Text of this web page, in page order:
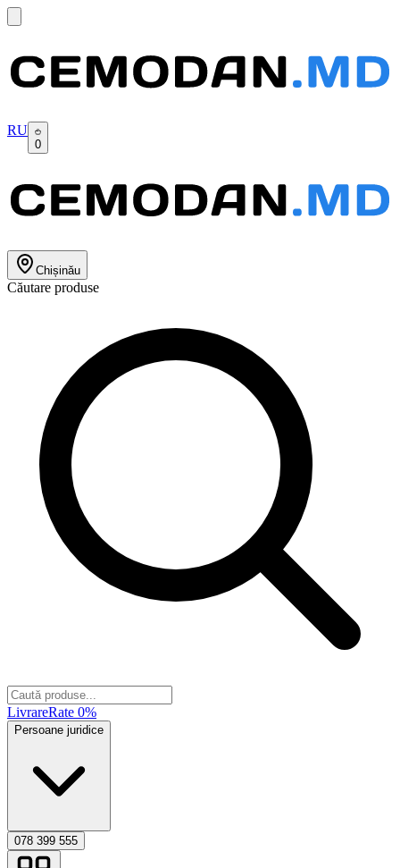
RU
0
Chișinău
Căutare produse
LivrareRate 0%
Persoane juridice
078 399 555